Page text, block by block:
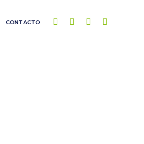
CONTACTO